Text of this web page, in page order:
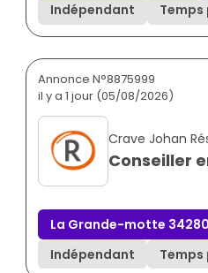
Indépendant
Temps
Annonce N°8875999
il y a 1 jour (05/08/2026)
Crave Johan
Conseiller
La Grande-motte 34280
Indépendant
Temps